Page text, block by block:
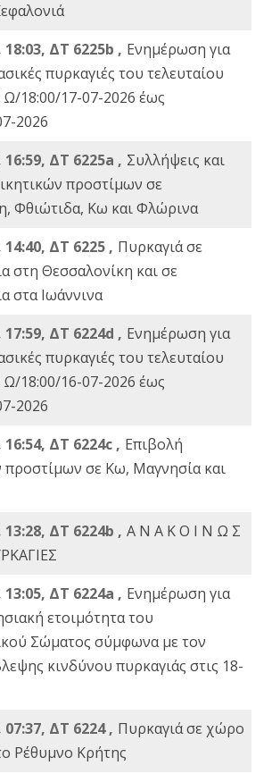
ΔΤ 6225b , Ενημέρωση για
πυρκαγιές του τελευταίου
18:00/17-07-2026 έως
2026
ΔT 6225a , Συλλήψεις και
προστίμων σε
Φθιώτιδα, Κω και Φλώρινα
ΔΤ 6225 , Πυρκαγιά σε
στη Θεσσαλονίκη και σε
στα Ιωάννινα
ΔΤ 6224d , Ενημέρωση για
πυρκαγιές του τελευταίου
18:00/16-07-2026 έως
2026
ΔΤ 6224c , Επιβολή
προστίμων σε Κω, Μαγνησία και
ΔΤ 6224b , Α Ν Α Κ Ο Ι Ν Ω Σ
ΔΤ 6224a , Ενημέρωση για
ετοιμότητα του
Σώματος σύμφωνα με τον
κινδύνου πυρκαγιάς στις 18-
ΔΤ 6224 , Πυρκαγιά σε χώρο
Ρέθυμνο Κρήτης